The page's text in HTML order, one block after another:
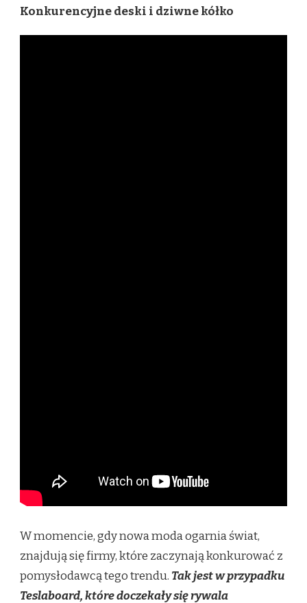
Konkurencyjne deski i dziwne kółko
W momencie, gdy nowa moda ogarnia świat,
znajdują się firmy, które zaczynają konkurować z
pomysłodawcą tego trendu. Tak jest w przypadku
Teslaboard, które doczekały się rywala